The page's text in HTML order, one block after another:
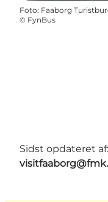
Foto: Faaborg
© FynBus
Sidst opdateret af: